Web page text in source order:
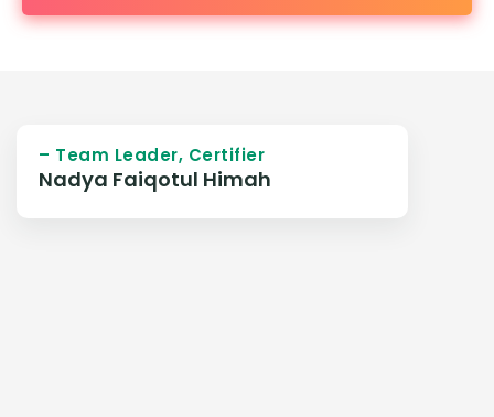
– Team Leader, Certifier
Nadya Faiqotul Himah